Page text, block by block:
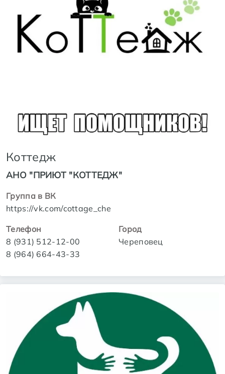
Коттедж
АНО "ПРИЮТ "КОТТЕДЖ"
Группа в ВК
https://vk.com/cottage_che
Телефон
8 (931) 512-12-00
8 (964) 664-43-33
Город
Череповец